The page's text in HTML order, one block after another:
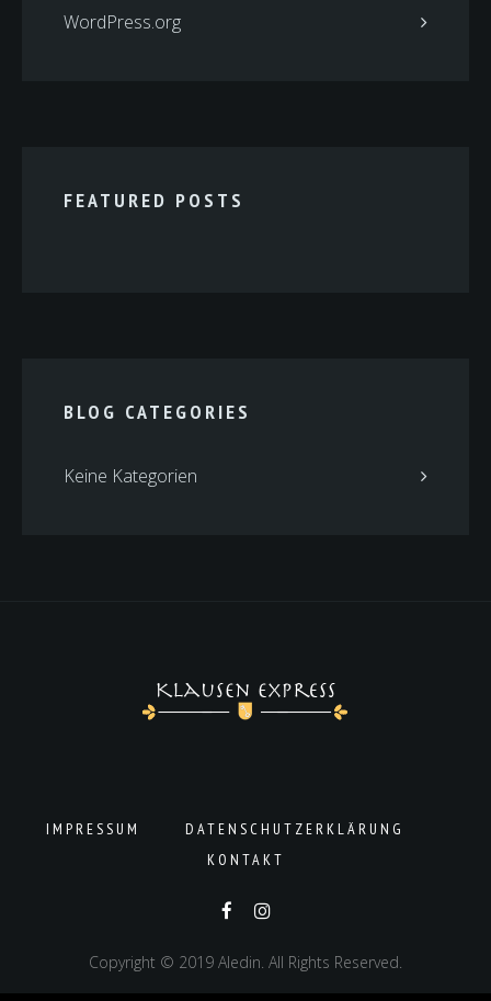
WordPress.org
FEATURED POSTS
BLOG CATEGORIES
Keine Kategorien
IMPRESSUM
DATENSCHUTZERKLÄRUNG
KONTAKT
Copyright © 2019 Aledin. All Rights Reserved.